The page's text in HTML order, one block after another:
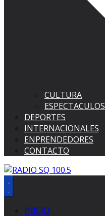
CULTURA
ESPECTACULOS
DEPORTES
INTERNACIONALES
ENPRENDEDORES
CONTACTO
INICIO